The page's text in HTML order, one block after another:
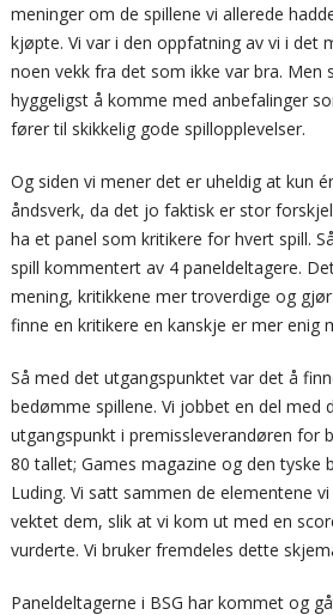
meninger om de spillene vi allerede
kjøpte. Vi var i den oppfatning av vi i det
noen vekk fra det som ikke var bra. Men
hyggeligst å komme med anbefalinger
fører til skikkelig gode spillopplevelser.
Og siden vi mener det er uheldig at kun
åndsverk, da det jo faktisk er stor
ha et panel som kritikere for hvert spill.
spill kommentert av 4 paneldeltagere.
mening, kritikkene mer troverdige og
finne en kritikere en kanskje er mer enig
Så med det utgangspunktet var det å
bedømme spillene. Vi jobbet en del med
utgangspunkt i premissleverandøren for
80 tallet; Games magazine og den tyske
Luding. Vi satt sammen de elementene
vektet dem, slik at vi kom ut med en
vurderte. Vi bruker fremdeles dette
Paneldeltagerne i BSG har kommet og